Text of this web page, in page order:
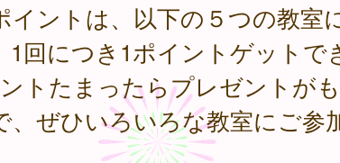
イントは、以下の５つの教室
1回につき1ポイントゲットで
トたまったらプレゼントが
、ぜひいろいろな教室にご参